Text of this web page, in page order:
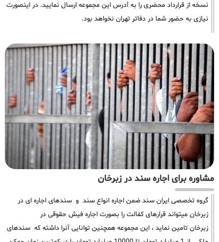
نسخه از قرارداد محضری را به آدرس این مجموعه ارسال نمایید. در اینصورت
نیازی به حضور شما در دفاتر تهران نخواهد بود.
مشاوره برای اجاره سند در زبرخان
گروه تخصصی ایران سند ضمن اجاره انواع سند و سندهای اجاره ای در
زبرخان میتواند قرارهای کفالت را بصورت اجاره فیش حقوقی در
زبرخان تامین نماید ، این مجموعه همچنین توانایی آنرا داشته که سندهای